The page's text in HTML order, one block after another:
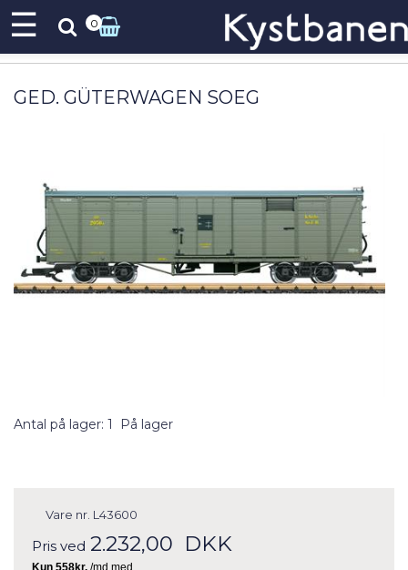
☰ 0
GED. GÜTERWAGEN SOEG
Antal på lager: 1 På lager
Vare nr. L43600
Pris ved 2.232,00 DKK